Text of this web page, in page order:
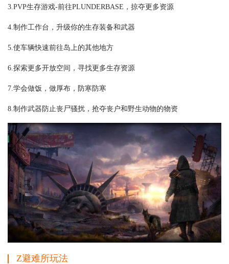
3.PVP生存游戏-前往PLUNDERBASE，掠夺更多资源
4.制作工作台，升级你的生存装备和武器
5.使车辆快速前往岛上的其他地方
6.探索更多开放空间，寻找更多生存资源
7.学会做饭，做厚布，防寒防寒
8.制作武器防止丧尸骚扰，抢夺丧户和野生动物的物资
Z避难所玩法